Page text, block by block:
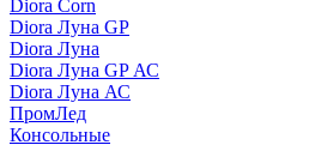
Diora Corn
Diora Луна GP
Diora Луна
Diora Луна GP АС
Diora Луна АС
ПромЛед
Консольные